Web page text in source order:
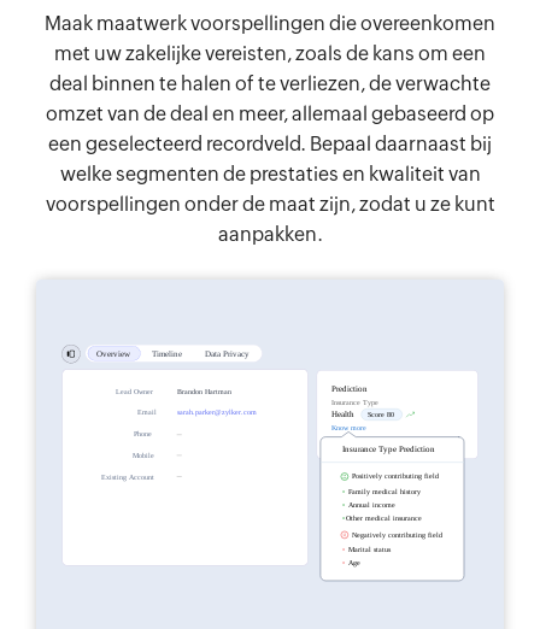
Maak maatwerk voorspellingen die overeenkomen
met uw zakelijke vereisten, zoals de kans om een
deal binnen te halen of te verliezen, de verwachte
omzet van de deal en meer, allemaal gebaseerd op
een geselecteerd recordveld. Bepaal daarnaast bij
welke segmenten de prestaties en kwaliteit van
voorspellingen onder de maat zijn, zodat u ze kunt
aanpakken.